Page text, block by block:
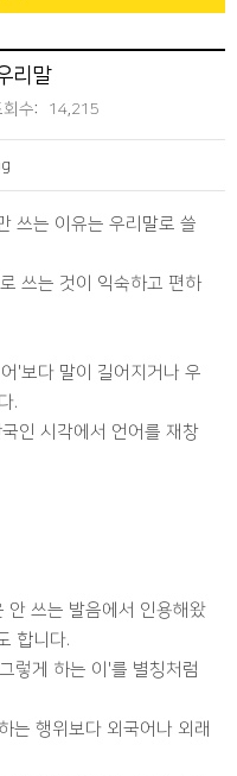
리말
수: 14,215
쓰는 이유는 우리말로 쓸
쓰는 것이 익숙하고 편하
'보다 말이 길어지거나 우
.
인 시각에서 언어를 재창
안 쓰는 발음에서 인용해왔
합니다.
렇게 하는 이'를 별칭처럼
는 행위보다 외국어나 외래